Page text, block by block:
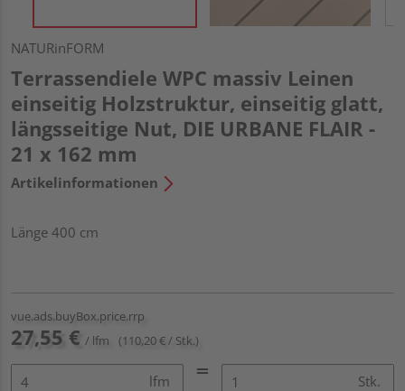
NATURinFORM
Terrassendiele WPC massiv Leinen
einseitig Holzstruktur, einseitig glatt,
längsseitige Nut, DIE URBANE FLAIR -
21 x 162 mm
Artikelinformationen
Länge 400 cm
vue.ads.buyBox.price.rrp
27,55 € / lfm (110,20 € / Stk.)
lfm Stk.